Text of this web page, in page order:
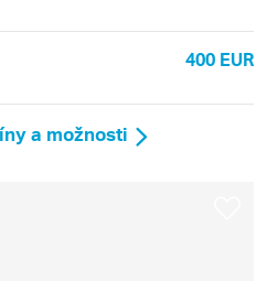
400 EUR
a možnosti